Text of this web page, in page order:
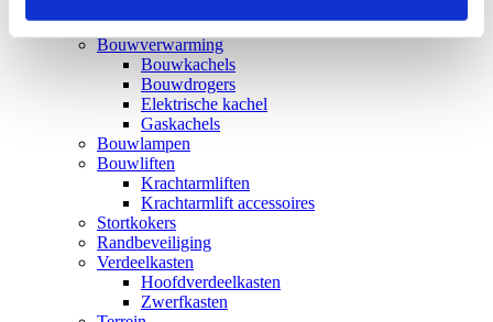
Demontabele containers
Bouwverwarming
Bouwkachels
Bouwdrogers
Elektrische kachel
Gaskachels
Bouwlampen
Bouwliften
Krachtarmliften
Krachtarmlift accessoires
Stortkokers
Randbeveiliging
Verdeelkasten
Hoofdverdeelkasten
Zwerfkasten